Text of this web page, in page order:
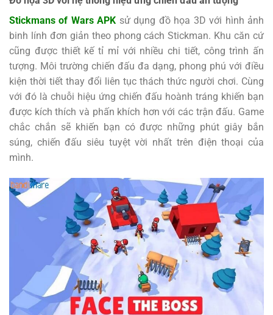
Stickmans of Wars APK sử dụng đồ họa 3D với hình ảnh
binh lính đơn giản theo phong cách Stickman. Khu căn cứ
cũng được thiết kế tỉ mỉ với nhiều chi tiết, công trình ấn
tượng. Môi trường chiến đấu đa dạng, phong phú với điều
kiện thời tiết thay đổi liên tục thách thức người chơi. Cùng
với đó là chuỗi hiệu ứng chiến đấu hoành tráng khiến bạn
được kích thích và phấn khích hơn với các trận đấu. Game
chắc chắn sẽ khiến bạn có được những phút giây bắn
súng, chiến đấu siêu tuyệt vời nhất trên điện thoại của
mình.